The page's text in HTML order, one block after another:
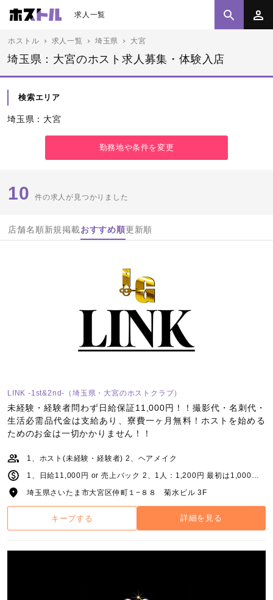
求人一覧
ホストル 求人一覧 埼玉県 大宮
埼玉県：大宮のホスト求人募集・体験入店
検索エリア
埼玉県：大宮
勤務地や条件を変更
10 件の求人が見つかりました
店舗名順新規掲載おすすめ順更新順
LINK -1st&2nd-（埼玉県・大宮のホストクラブ）
未経験・経験者問わず日給保証11,000円！！撮影代・名刺代・
生活必需品代金は支給あり、寮費一ヶ月無料！ホストを始める
ためのお金は一切かかりません！！
1、ホスト(未経験・経験者) 2、ヘアメイク
1、日給11,000円 or 売上バック 2、1人：1,200円 最初は1,000円スタート、人により1,200円でも可能 交通費支給(上限あり)、待機手当1,000円
埼玉県さいたま市大宮区仲町１−８８ 菊水ビル 3F
キープする 詳細を見る